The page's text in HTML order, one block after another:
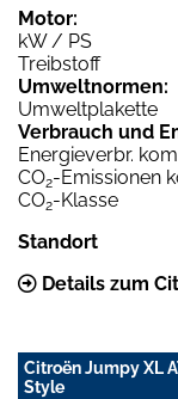
Motor:
kW / PS
Treibstoff
Umweltnormen:
Umweltplakette
Verbrauch und
Energieverbr.
CO2-Emissionen
CO2-Klasse
Standort
Details zum
Citroën Jumpy XL
Style